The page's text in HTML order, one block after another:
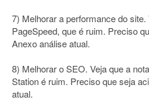
7) Melhorar a performance do
PageSpeed, que é ruim. Preciso
Anexo análise atual.
8) Melhorar o SEO. Veja que a
Station é ruim. Preciso que seja
atual.